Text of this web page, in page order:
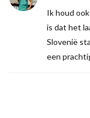
Ik houd
is dat het
Slovenië
een